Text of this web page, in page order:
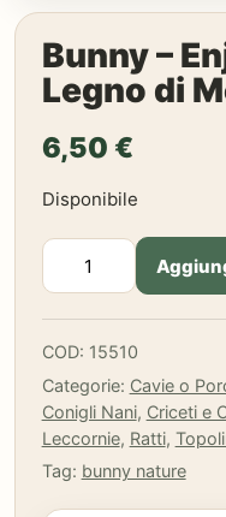
Bunny –
Legno di
6,50 €
Disponibile
Bunny
-
-
Legno
di
Melo
quantità
COD: 15510
Categorie: Cavie o
Conigli Nani, Criceti e
Leccornie, Ratti,
Tag: bunny nature